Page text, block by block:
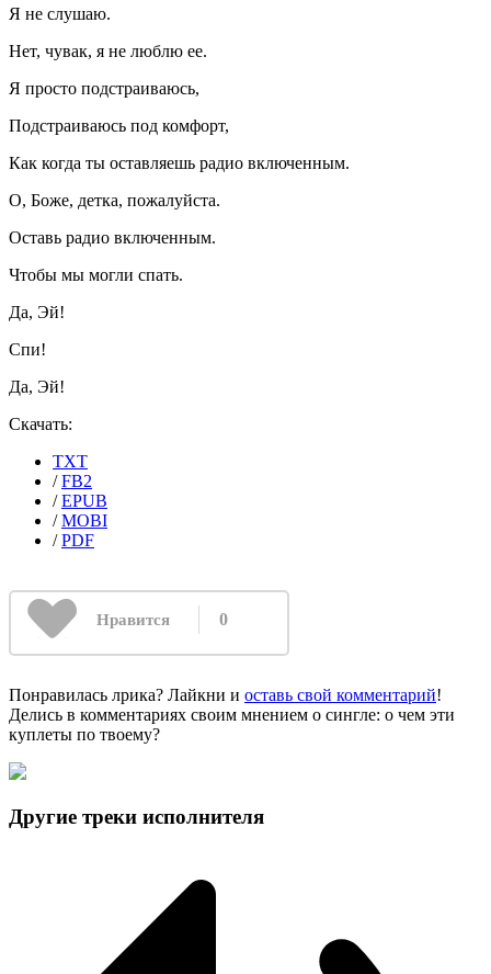
Я не слушаю.
Нет, чувак, я не люблю ее.
Я просто подстраиваюсь,
Подстраиваюсь под комфорт,
Как когда ты оставляешь радио включенным.
О, Боже, детка, пожалуйста.
Оставь радио включенным.
Чтобы мы могли спать.
Да, Эй!
Спи!
Да, Эй!
Скачать:
TXT
/FB2
/EPUB
/MOBI
/PDF
Нравится 0
Понравилась лрика? Лайкни и оставь свой комментарий!
Делись в комментариях своим мнением о сингле: о чем эти
куплеты по твоему?
Другие треки исполнителя